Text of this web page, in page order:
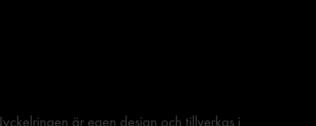
är egen design och tillverkas i